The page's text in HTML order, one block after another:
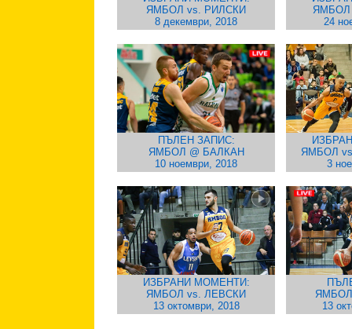
ЯМБОЛ vs. РИЛСКИ
8 декември, 2018
ЯМБОЛ
24
ПЪЛЕН ЗАПИС:
ЯМБОЛ @ БАЛКАН
10 ноември, 2018
ЯМБОЛ
3
ИЗБРАНИ МОМЕНТИ:
ЯМБОЛ vs. ЛЕВСКИ
13 октомври, 2018
13